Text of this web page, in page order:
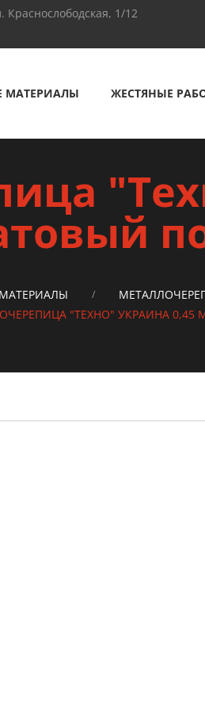
Краснослободская, 1/12
МАТЕРИАЛЫ ЖЕСТЯНЫЕ
"ТЕХНО" УКРАИНА